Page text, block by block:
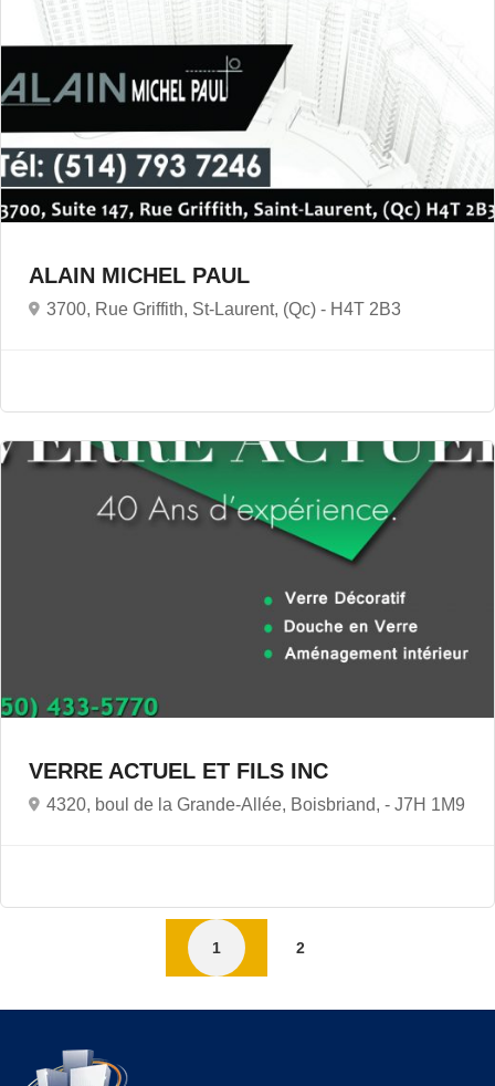
ALAIN MICHEL PAUL
3700, Rue Griffith, St-Laurent, (Qc) - H4T 2B3
VERRE ACTUEL ET FILS INC
4320, boul de la Grande-Allée, Boisbriand, - J7H 1M9
1 2